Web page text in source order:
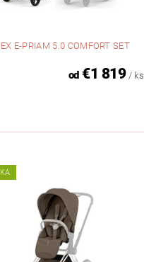
E-PRIAM 5.0 COMFORT SET
od€1 819 / ks